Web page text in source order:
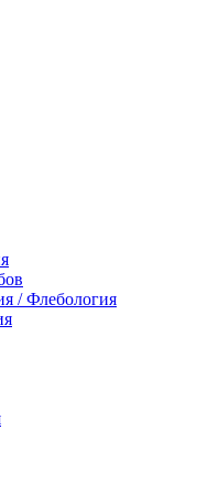
/ Флебология